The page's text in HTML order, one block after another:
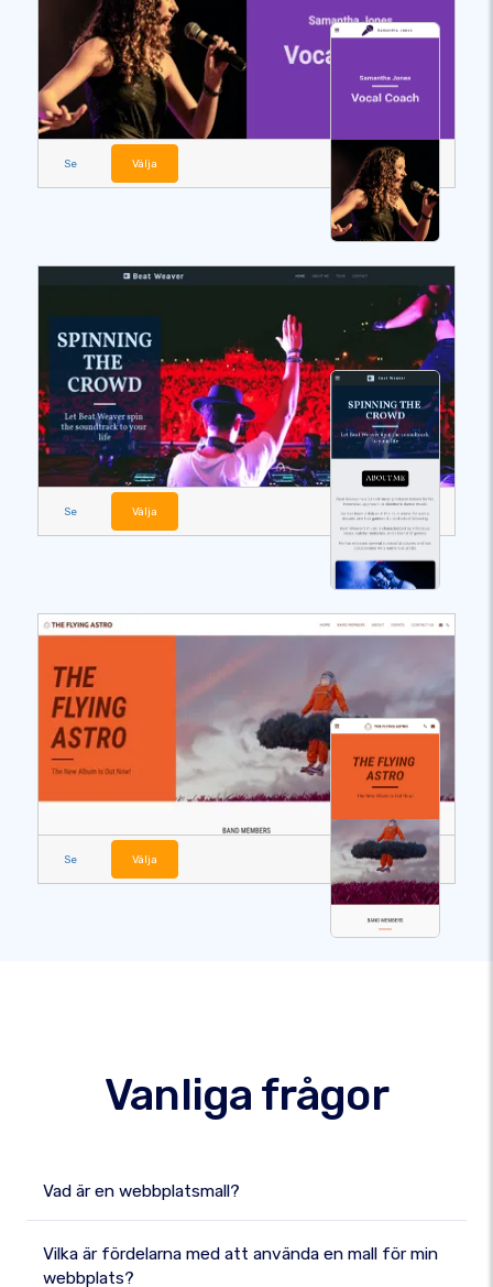
Se Välja
Se Välja
Se Välja
Vanliga frågor
Vad är en webbplatsmall?
Vilka är fördelarna med att använda en mall för min
webbplats?